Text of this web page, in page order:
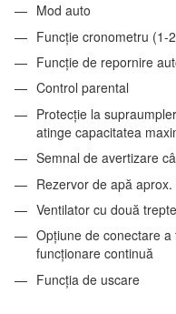
Mod auto
Funcție cronometru (1-
Funcție de repornire
Control parental
Protecție la
atinge capacitatea
Semnal de avertizare
Rezervor de apă
Ventilator cu două trepte
Opțiune de conectare
funcționare continuă
Funcția de uscare